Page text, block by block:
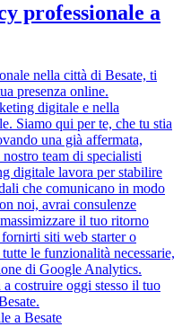
professionale a
nella città di Besate, ti
presenza online.
digitale e nella
Siamo qui per te, che tu stia
una già affermata,
team di specialisti
digitale lavora per stabilire
che comunicano in modo
noi, avrai consulenze
il tuo ritorno
siti web starter o
le funzionalità necessarie,
di Google Analytics.
costruire oggi stesso il tuo
a Besate